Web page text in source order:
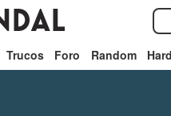
Trucos Foro Random